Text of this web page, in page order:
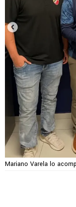
Mariano Varela lo